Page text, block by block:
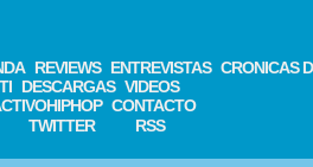
REVIEWS ENTREVISTAS CRONICAS
DESCARGAS VIDEOS
CONTACTO
TWITTER RSS